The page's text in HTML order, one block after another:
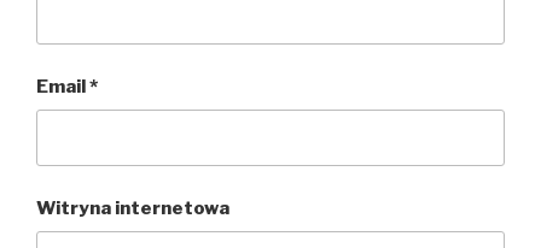
Email*
Witryna internetowa